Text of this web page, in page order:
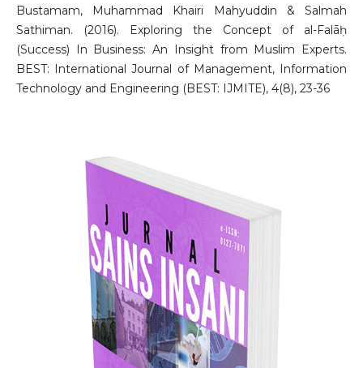
Bustamam, Muhammad Khairi Mahyuddin & Salmah
Sathiman. (2016). Exploring the Concept of al-Falāḥ
(Success) In Business: An Insight from Muslim Experts.
BEST: International Journal of Management, Information
Technology and Engineering (BEST: IJMITE), 4(8), 23-36